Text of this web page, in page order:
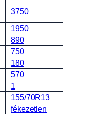
3750
1950
890
750
180
570
1
155/70R13
fékezetlen